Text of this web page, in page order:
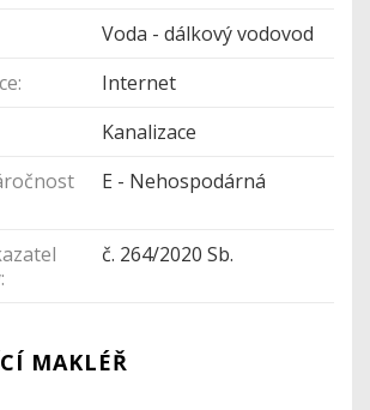
Voda - dálkový vodovod
Internet
Kanalizace
E - Nehospodárná
č. 264/2020 Sb.
MAKLÉŘ